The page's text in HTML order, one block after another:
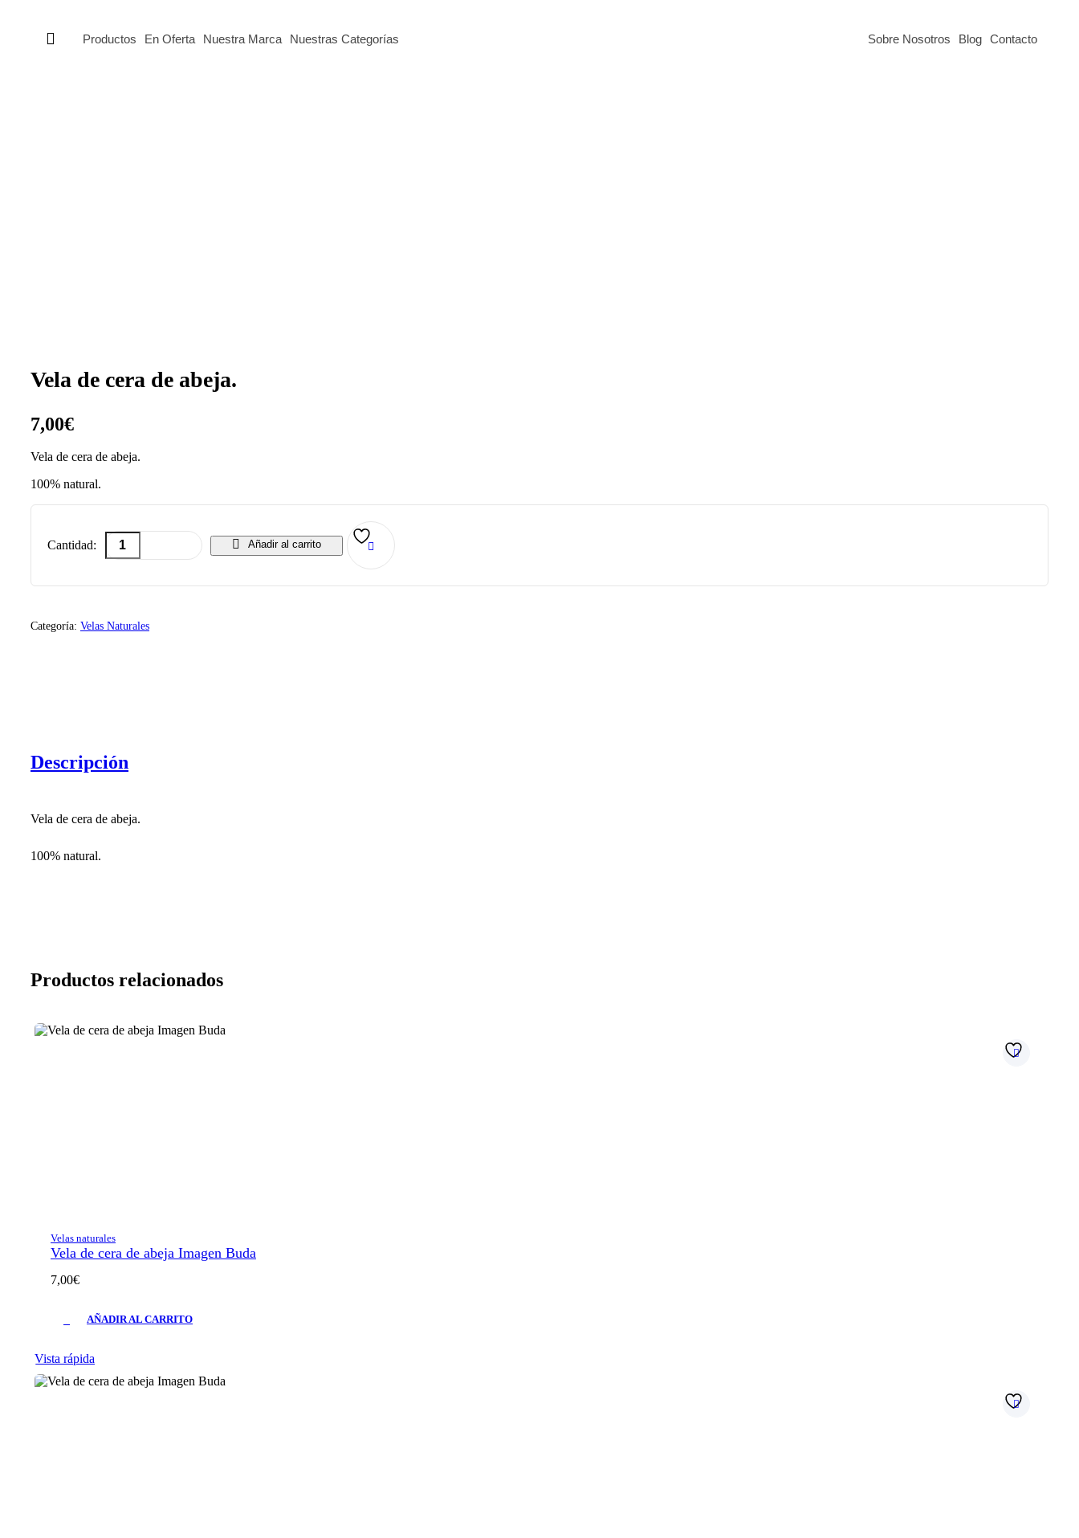
Productos En Oferta Nuestra Marca Nuestras Categorías Sobre Nosotros Blog Contacto
Vela de cera de abeja.
7,00€
Vela de cera de abeja.
100% natural.
Cantidad: Añadir al carrito
Categoría: Velas Naturales
Descripción
Vela de cera de abeja.
100% natural.
Productos relacionados
Velas naturales
Vela de cera de abeja Imagen Buda
7,00€
AÑADIR AL CARRITO
Vista rápida